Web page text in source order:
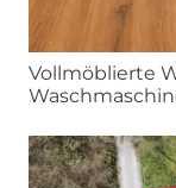
Vollmöblierte